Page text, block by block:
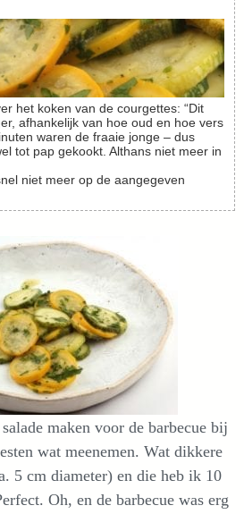
het koken van de courgettes: “Dit
afhankelijk van hoe oud en hoe vers
waren de fraaie jonge – dus
tot pap gekookt. Althans niet meer in
niet meer op de aangegeven
maken voor de barbecue bij
wat meenemen. Wat dikkere
5 cm diameter) en die heb ik 10
Oh, en de barbecue was erg